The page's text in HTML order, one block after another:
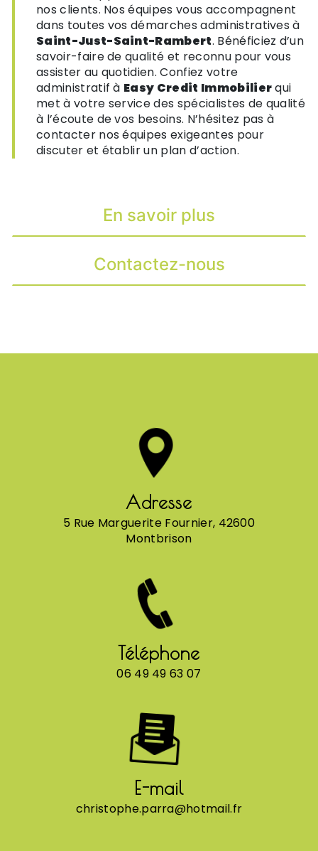
nos clients. Nos équipes vous accompagnent
dans toutes vos démarches administratives à
Saint-Just-Saint-Rambert. Bénéficiez d’un
savoir-faire de qualité et reconnu pour vous
assister au quotidien. Confiez votre
administratif à Easy Credit Immobilierqui
met à votre service des spécialistes de qualité
à l’écoute de vos besoins. N’hésitez pas à
contacter nos équipes exigeantes pour
discuter et établir un plan d’action.
En savoir plus
Contactez-nous
Adresse
5 Rue Marguerite Fournier, 42600
Montbrison
Téléphone
06 49 49 63 07
E-mail
christophe.parra@hotmail.fr